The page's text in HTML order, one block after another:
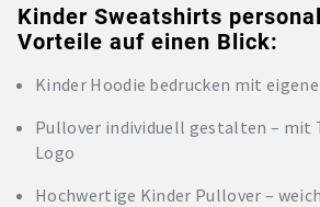
Kinder Sweatshirts
Vorteile auf einen Blick:
Kinder Hoodie bedrucken mit
Pullover individuell gestalten – mit
Logo
Hochwertige Kinder Pullover –